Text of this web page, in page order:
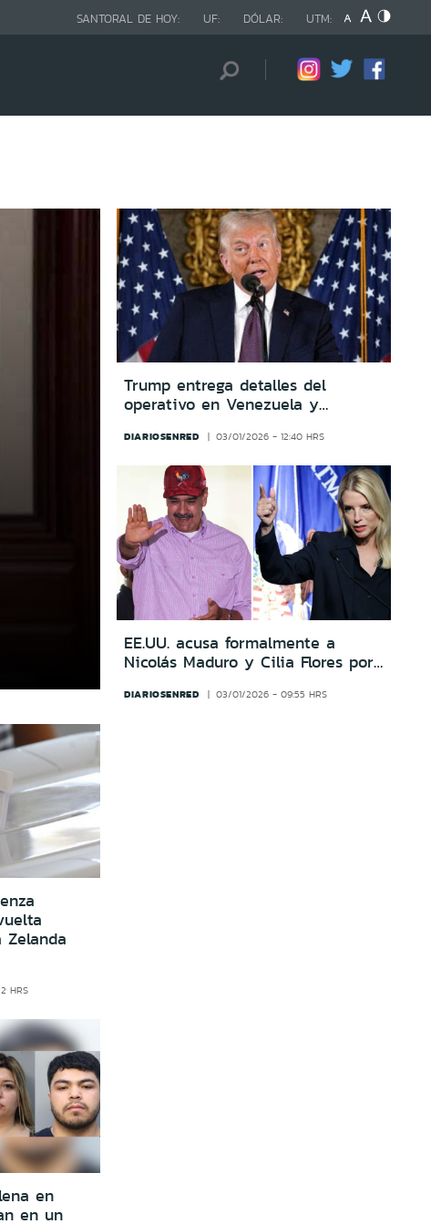
SANTORAL DE HOY: UF: DÓLAR: UTM:
Trump entrega detalles del
operativo en Venezuela y
Maduro
DIARIOSENRED 03/01/2026 - 12:40 HRS
EE.UU. acusa formalmente a
Nicolás Maduro y Cilia Flores por
de guerra
DIARIOSENRED 03/01/2026 - 09:55 HRS
HRS
en
en un